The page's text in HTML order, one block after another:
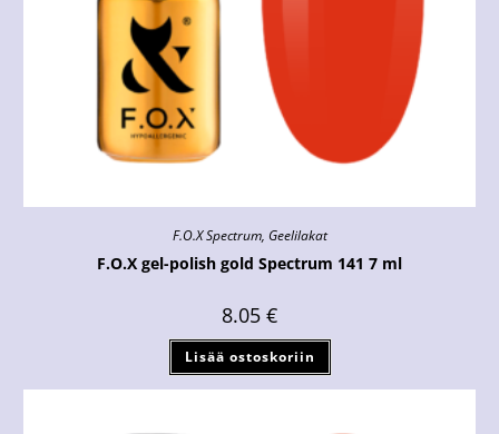
F.O.X Spectrum, Geelilakat
F.O.X gel-polish gold Spectrum 141 7 ml
8.05 €
Lisää ostoskoriin